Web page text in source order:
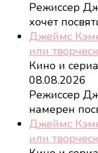
Режиссер
хочет
Джеймс
или
Кино и
08.08.2026
Режиссер
намерен
Джеймс
или